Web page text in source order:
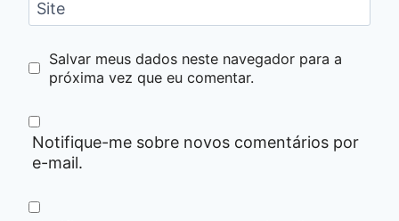
Site
Salvar meus dados neste navegador para a
próxima vez que eu comentar.
Notifique-me sobre novos comentários por
e-mail.